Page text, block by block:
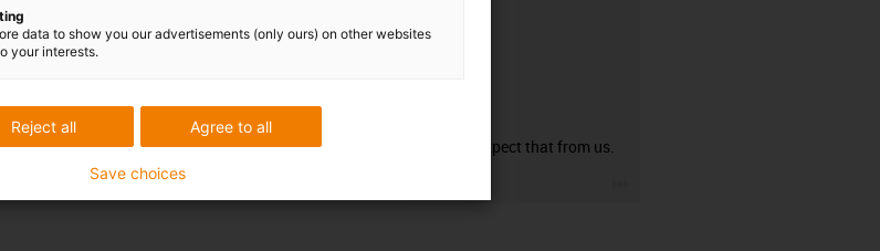
You can expect that from us.
data to show you our advertisements (only ours) on other websites
your interests.
Agree to all
Reject all
Save choices